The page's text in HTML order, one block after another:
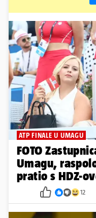
ATP FINALE U UMAGU
FOTO
Umagu,
pratio s HDZ-
12